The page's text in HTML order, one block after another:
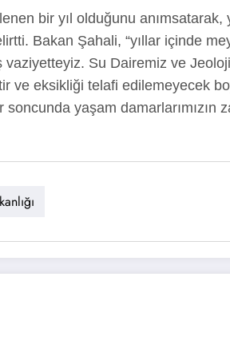
bir yıl olduğunu
Bakan Şahali, “yıllar içinde
vaziyetteyiz. Su Dairemiz ve
ve eksikliği telafi edilemeyecek
yaşam damarlarımızın